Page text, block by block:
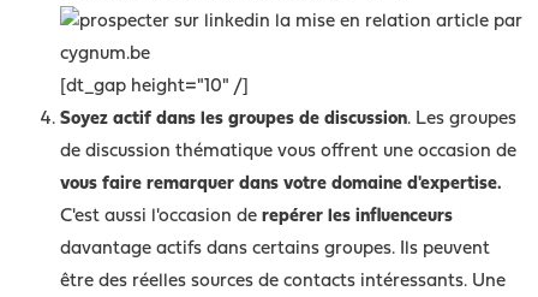
[dt_gap height="10" /]
Soyez actif dans les groupes de discussion. Les groupes
de discussion thématique vous offrent une occasion de
vous faire remarquer dans votre domaine d'expertise.
C'est aussi l'occasion de repérer les influenceurs
davantage actifs dans certains groupes. Ils peuvent
être des réelles sources de contacts intéressants. Une